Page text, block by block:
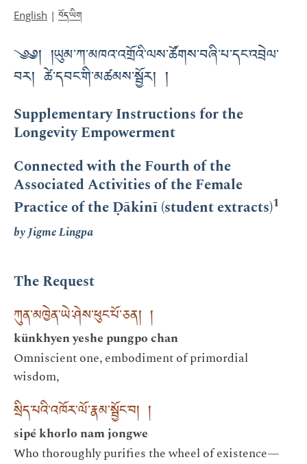
English | བོད་ཡིག
༄༅། །ཡུམ་ཀ་མཁའ་འགྲོའི་ལས་ཚོགས་བཞི་པ་དང་འབྲེལ་
བར། ཚེ་དབང་གི་མཚམས་སྦྱོར། །
Supplementary Instructions for the
Longevity Empowerment
Connected with the Fourth of the
Associated Activities of the Female
Practice of the Ḍākinī (student extracts)1
by Jigme Lingpa
The Request
ཀུན་མཁྱེན་ཡེ་ཤེས་ཕུང་པོ་ཅན། །
künkhyen yeshe pungpo chan
Omniscient one, embodiment of primordial
wisdom,
སྲིད་པའི་འཁོར་ལོ་རྣམ་སྦྱོང་བ། །
sipé khorlo nam jongwe
Who thoroughly purifies the wheel of existence—